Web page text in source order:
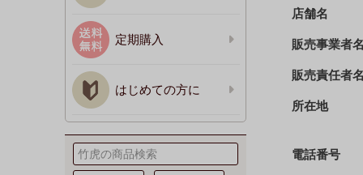
定期購入
はじめての方に
店舗名
販売事業者
販売責任者
所在地
電話番号